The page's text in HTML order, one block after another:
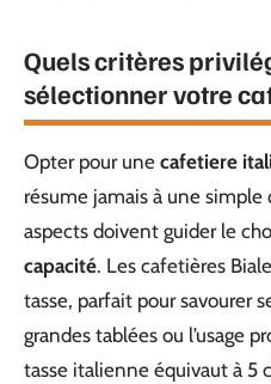
Quels critères
sélectionner votre
Opter pour une cafetiere
résume jamais à une
aspects doivent guider le
capacité. Les cafetières
tasse, parfait pour savourer
grandes tablées ou l’usage
tasse italienne équivaut à 5